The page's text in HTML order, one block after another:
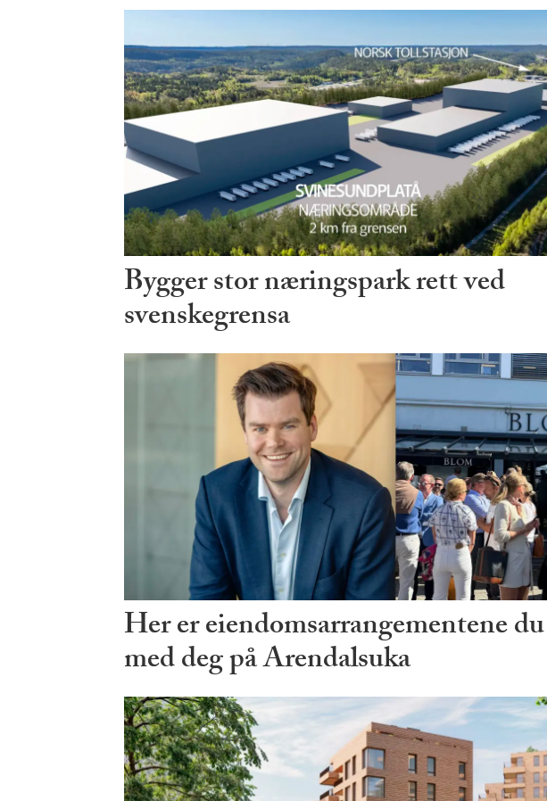
Bygger stor næringspark rett ved
svenskegrensa
Her er eiendomsarrangementene
med deg på Arendalsuka